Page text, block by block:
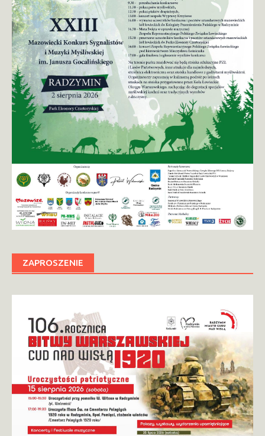
ZAPROSZENIE